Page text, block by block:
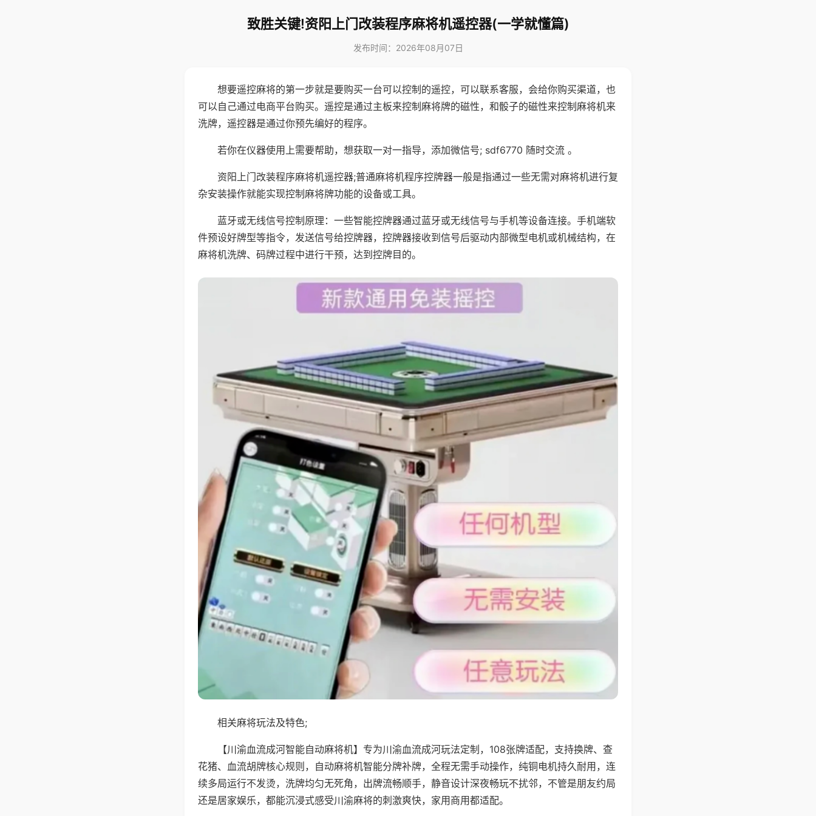
致胜关键!资阳上门改装程序麻将机遥控器(一学就懂篇)
发布时间：2026年08月07日
想要遥控麻将的第一步就是要购买一台可以控制的遥控，可以联系客服，会给你购买渠道，也
可以自己通过电商平台购买。遥控是通过主板来控制麻将牌的磁性，和骰子的磁性来控制麻将机来
洗牌，遥控器是通过你预先编好的程序。
若你在仪器使用上需要帮助，想获取一对一指导，添加微信号; sdf6770 随时交流 。
资阳上门改装程序麻将机遥控器;普通麻将机程序控牌器一般是指通过一些无需对麻将机进行复
杂安装操作就能实现控制麻将牌功能的设备或工具。
蓝牙或无线信号控制原理：一些智能控牌器通过蓝牙或无线信号与手机等设备连接。手机端软
件预设好牌型等指令，发送信号给控牌器，控牌器接收到信号后驱动内部微型电机或机械结构，在
麻将机洗牌、码牌过程中进行干预，达到控牌目的。
相关麻将玩法及特色;
【川渝血流成河智能自动麻将机】专为川渝血流成河玩法定制，108张牌适配，支持换牌、查
花猪、血流胡牌核心规则，自动麻将机智能分牌补牌，全程无需手动操作，纯铜电机持久耐用，连
续多局运行不发烫，洗牌均匀无死角，出牌流畅顺手，静音设计深夜畅玩不扰邻，不管是朋友约局
还是居家娱乐，都能沉浸式感受川渝麻将的刺激爽快，家用商用都适配。